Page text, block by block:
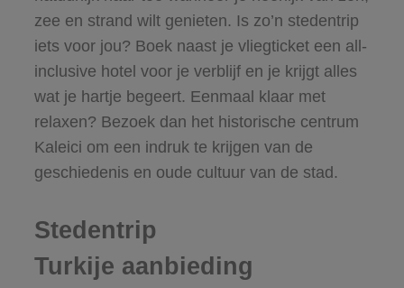
zee en strand wilt genieten. Is zo’n stedentrip
iets voor jou? Boek naast je vliegticket een all-
inclusive hotel voor je verblijf en je krijgt alles
wat je hartje begeert. Eenmaal klaar met
relaxen? Bezoek dan het historische centrum
Kaleici om een indruk te krijgen van de
geschiedenis en oude cultuur van de stad.
Stedentrip
Turkije aanbieding